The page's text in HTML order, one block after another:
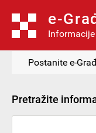
e-
Postanite e-
Pretražite